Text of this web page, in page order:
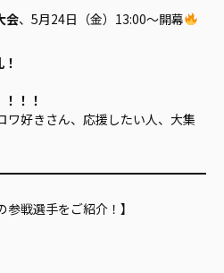
会、5月24日（金）13:00～開幕
！！
ワ好きさん、応援したい人、大集
参戦選手をご紹介！】